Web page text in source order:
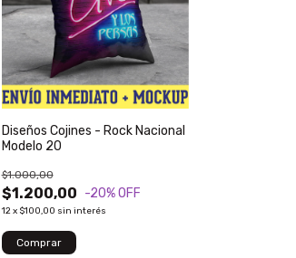
Diseños Cojines - Rock Nacional
Modelo 20
$1.200,00
$1.000,00
-20% OFF
12 x $100,00 sin interés